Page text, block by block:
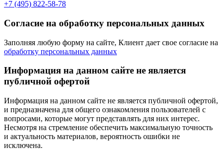
+7 (495) 822-58-78
Согласие на обработку персональных данных
Заполняя любую форму на сайте, Клиент дает свое согласие на
обработку персональных данных
Информация на данном сайте не является
публичной офертой
Информация на данном сайте не является публичной офертой,
и предназначена для общего ознакомления пользователей с
вопросами, которые могут представлять для них интерес.
Несмотря на стремление обеспечить максимальную точность
и актуальность материалов, вероятность ошибки не
исключена.